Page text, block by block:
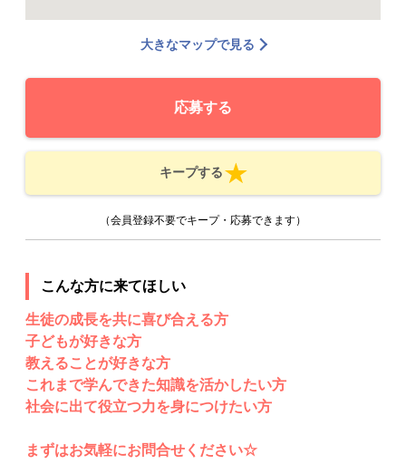
大きなマップで見る
応募する
キープする
（会員登録不要でキープ・応募できます）
こんな方に来てほしい
生徒の成長を共に喜び合える方
子どもが好きな方
教えることが好きな方
これまで学んできた知識を活かしたい方
社会に出て役立つ力を身につけたい方
まずはお気軽にお問合せください☆